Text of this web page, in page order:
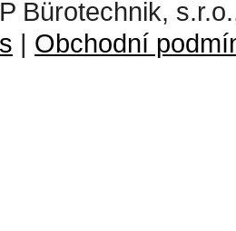
Bürotechnik,
| Obchodní